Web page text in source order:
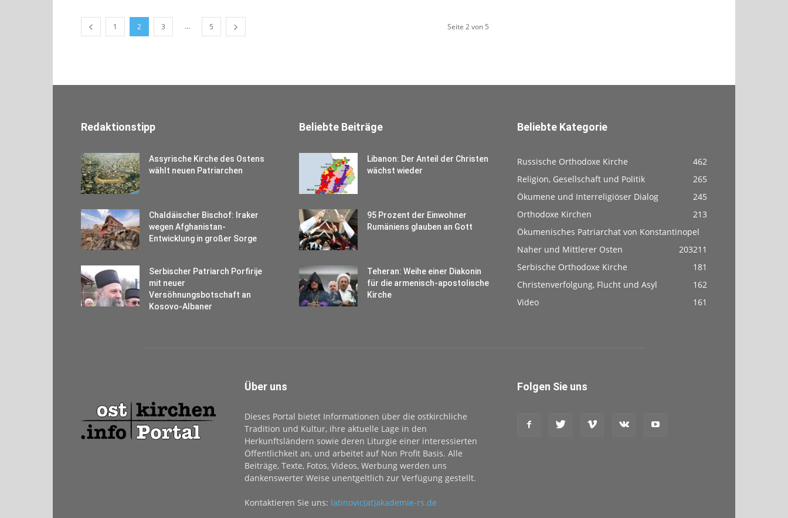
1 2 3 ... 5 Seite 2 von 5
Redaktionstipp
Assyrische Kirche des Ostens
wählt neuen Patriarchen
Chaldäischer Bischof: Iraker
wegen Afghanistan-
Entwicklung in großer Sorge
Serbischer Patriarch Porfirije
mit neuer
Versöhnungsbotschaft an
Kosovo-Albaner
Beliebte Beiträge
Libanon: Der Anteil der Christen
wächst wieder
95 Prozent der Einwohner
Rumäniens glauben an Gott
Teheran: Weihe einer Diakonin
für die armenisch-apostolische
Kirche
Beliebte Kategorie
Russische Orthodoxe Kirche
462
Religion, Gesellschaft und Politik
265
Ökumene und Interreligiöser Dialog
245
Orthodoxe Kirchen
213
Ökumenisches Patriarchat von Konstantinopel
211
Naher und Mittlerer Osten
203
Serbische Orthodoxe Kirche
181
Christenverfolgung, Flucht und Asyl
162
Video
161
Über uns
Dieses Portal bietet Informationen über die ostkirchliche
Tradition und Kultur, ihre aktuelle Lage in den
Herkunftsländern sowie deren Liturgie einer interessierten
Öffentlichkeit an, und arbeitet auf Non Profit Basis. Alle
Beiträge, Texte, Fotos, Videos, Werbung werden uns
dankenswerter Weise unentgeltlich zur Verfügung gestellt.
Kontaktieren Sie uns: latinovic(at)akademie-rs.de
Folgen Sie uns